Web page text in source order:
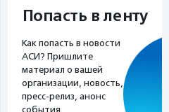
Попасть в ленту
Как попасть в новости
АСИ? Пришлите
материал о вашей
организации, новость,
пресс-релиз, анонс
события.